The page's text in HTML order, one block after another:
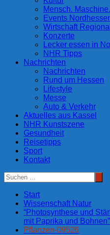
Mensch.
Events
Wirtschaft Regional
Konzerte
Lecker essen in
NHR Tipps
Nachrichten
Nachrichten
Rund um Hessen
Lifestyle
Messe
Auto & Verkehr
Aktuelles aus Kassel
NHR Kunstszene
Gesundheit
Reisetipps
Sport
Kontakt
Start
Wissenschaft Natur
“Photosynthese und
mit Paprika und Bohnen”
Pflanzen-09526